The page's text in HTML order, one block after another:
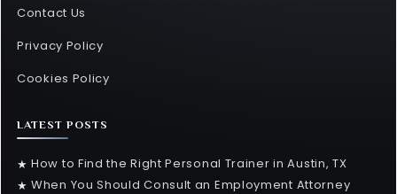
Contact Us
Privacy Policy
Cookies Policy
LATEST POSTS
★ How to Find the Right Personal Trainer in Austin, TX
★ When You Should Consult an Employment Attorney